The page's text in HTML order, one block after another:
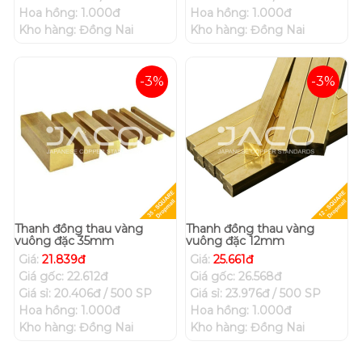
Hoa hồng: 1.000đ
Kho hàng: Đồng Nai
Hoa hồng: 1.000đ
Kho hàng: Đồng Nai
-3%
Thanh đồng thau vàng
vuông đặc 35mm
Giá: 21.839đ
Giá gốc: 22.612đ
Giá sỉ: 20.406đ / 500 SP
Hoa hồng: 1.000đ
Kho hàng: Đồng Nai
-3%
Thanh đồng thau vàng
vuông đặc 12mm
Giá: 25.661đ
Giá gốc: 26.568đ
Giá sỉ: 23.976đ / 500 SP
Hoa hồng: 1.000đ
Kho hàng: Đồng Nai